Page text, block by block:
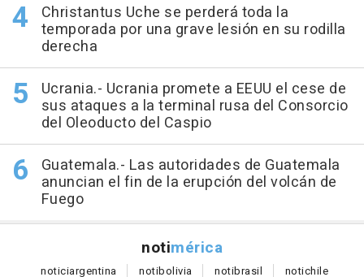
Christantus Uche se perderá toda la
temporada por una grave lesión en su rodilla
derecha
Ucrania.- Ucrania promete a EEUU el cese de
sus ataques a la terminal rusa del Consorcio
del Oleoducto del Caspio
Guatemala.- Las autoridades de Guatemala
anuncian el fin de la erupción del volcán de
Fuego
notimérica
noticiargentina notibolivia notibrasil notichile